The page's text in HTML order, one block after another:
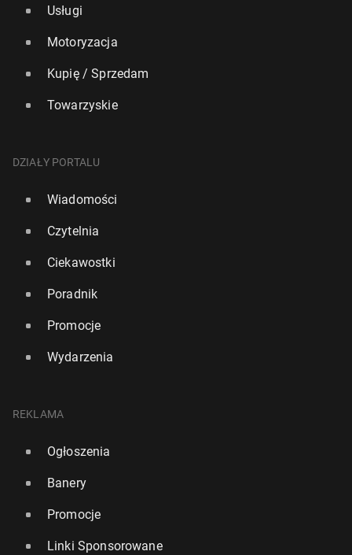
Usługi
Motoryzacja
Kupię / Sprzedam
Towarzyskie
DZIAŁY PORTALU
Wiadomości
Czytelnia
Ciekawostki
Poradnik
Promocje
Wydarzenia
REKLAMA
Ogłoszenia
Banery
Promocje
Linki Sponsorowane